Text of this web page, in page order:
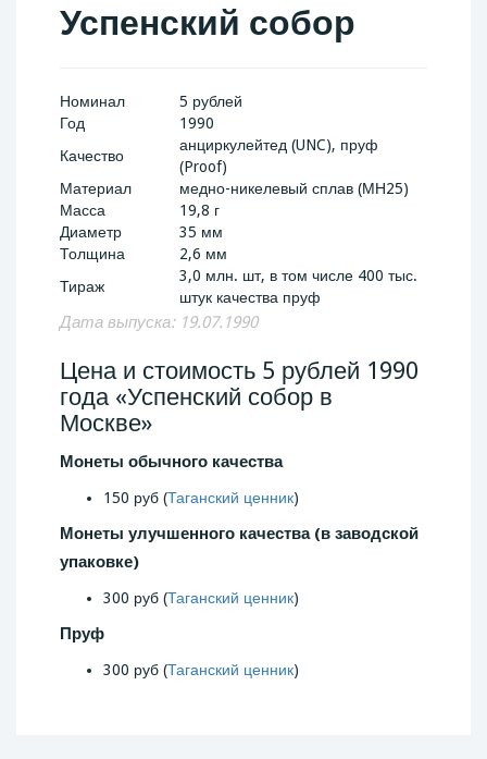
Успенский собор
Номинал
5 рублей
Год
1990
Качество
анциркулейтед (UNC), пруф
(Proof)
Материал
медно-никелевый сплав (МН25)
Масса
19,8 г
Диаметр
35 мм
Толщина
2,6 мм
Тираж
3,0 млн. шт, в том числе 400 тыс.
штук качества пруф
Дата выпуска: 19.07.1990
Цена и стоимость 5 рублей 1990
года «Успенский собор в
Москве»
Монеты обычного качества
150 руб (Таганский ценник)
Монеты улучшенного качества (в заводской
упаковке)
300 руб (Таганский ценник)
Пруф
300 руб (Таганский ценник)